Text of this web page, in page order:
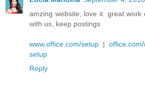
amzing website, love it. great work
with us, keep postings
www.office.com/setup |
setup
Reply